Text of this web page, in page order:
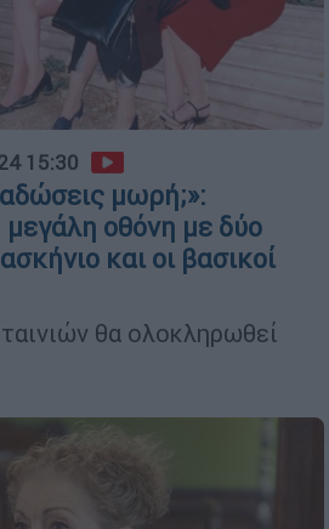
15:30
μωρή;»:
μεγάλη οθόνη με δύο
και οι βασικοί
θα ολοκληρωθεί